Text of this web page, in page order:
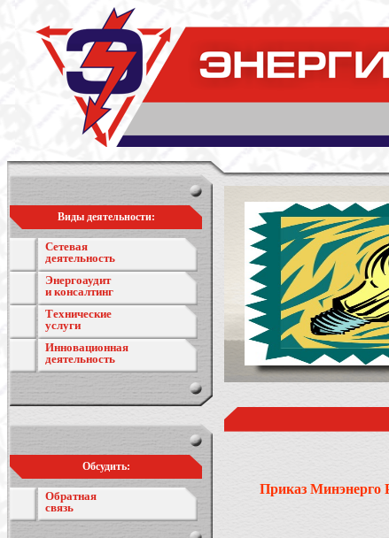
Виды деятельности:
Сетевая
деятельность
Энергоаудит
и консалтинг
Технические
услуги
Инновационная
деятельность
Обсудить:
Обратная
связь
Приказ Минэнерго